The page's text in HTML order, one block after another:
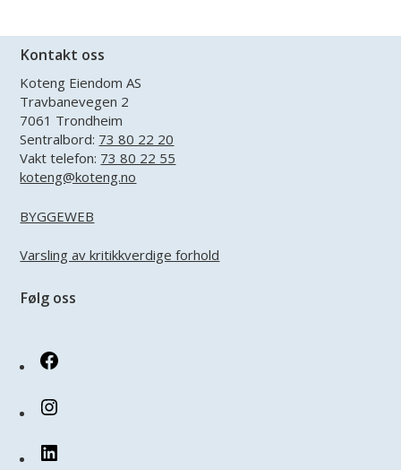
Kontakt oss
Koteng Eiendom AS
Travbanevegen 2
7061 Trondheim
Sentralbord: 73 80 22 20
Vakt telefon: 73 80 22 55
koteng@koteng.no
BYGGEWEB
Varsling av kritikkverdige forhold
Følg oss